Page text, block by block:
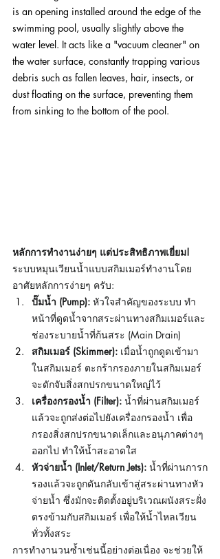
is an opening installed around the edge of the
swimming pool, usually slightly above the
water level. It acts like a "vacuum cleaner" on
the water surface, constantly trapping various
debris such as fallen leaves, hair, insects, or
dust floating on the surface, preventing them
from sinking to the bottom of the pool.
หลักการทำงานง่ายๆ แต่ประสิทธิภาพเยี่ยม!
ระบบหมุนเวียนน้ำแบบสกิมเมอร์ทำงานโดย
อาศัยหลักการง่ายๆ ครับ:
ปั๊มน้ำ (Pump): หัวใจสำคัญของระบบ ทำ
หน้าที่ดูดน้ำจากสระผ่านทางสกิมเมอร์และ
ช่องระบายน้ำที่ก้นสระ (Main Drain)
สกิมเมอร์ (Skimmer): เมื่อน้ำถูกดูดเข้ามา
ในสกิมเมอร์ ตะกร้ากรองภายในสกิมเมอร์
จะดักจับสิ่งสกปรกขนาดใหญ่ไว้
เครื่องกรองน้ำ (Filter): น้ำที่ผ่านสกิมเมอร์
แล้วจะถูกส่งต่อไปยังเครื่องกรองน้ำ เพื่อ
กรองสิ่งสกปรกขนาดเล็กและอนุภาคต่างๆ
ออกไป ทำให้น้ำสะอาดใส
หัวจ่ายน้ำ (Inlet/Return Jets): น้ำที่ผ่านการก
รองแล้วจะถูกดันกลับเข้าสู่สระผ่านทางหัว
จ่ายน้ำ ซึ่งมักจะติดตั้งอยู่บริเวณผนังสระฝั่ง
ตรงข้ามกับสกิมเมอร์ เพื่อให้น้ำไหลเวียน
ทั่วทั้งสระ
การทำงานวนซ้ำเช่นนี้อย่างต่อเนื่อง จะช่วยให้